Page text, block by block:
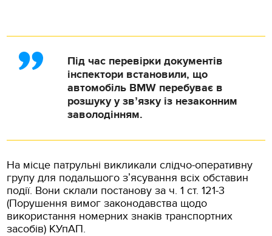
Під час перевірки документів
інспектори встановили, що
автомобіль BMW перебуває в
розшуку у звʼязку із незаконним
заволодінням.
На місце патрульні викликали слідчо-оперативну
групу для подальшого зʼясування всіх обставин
події. Вони склали постанову за ч. 1 ст. 121-3
(Порушення вимог законодавства щодо
використання номерних знаків транспортних
засобів) КУпАП.